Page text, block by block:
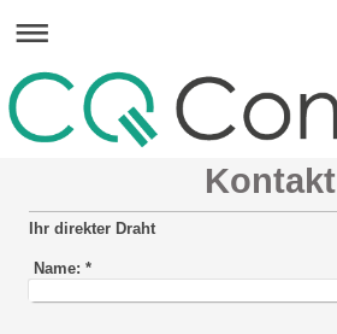
Kontakt
Ihr direkter Draht
Name: *